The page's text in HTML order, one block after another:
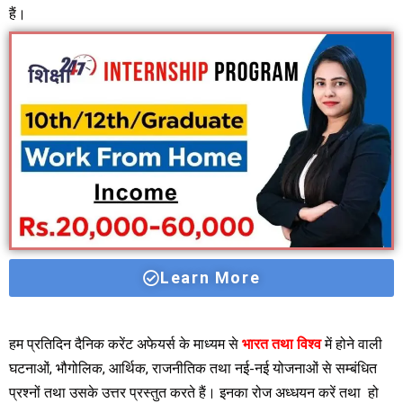
हैं।
Learn More
हम प्रतिदिन दैनिक करेंट अफेयर्स के माध्यम से भारत तथा विश्वमें होने वाली
घटनाओं, भौगोलिक, आर्थिक, राजनीतिक तथा नई-नई योजनाओं से सम्बंधित
प्रश्नों तथा उसके उत्तर प्रस्तुत करते हैं। इनका रोज अध्धयन करें तथा हो